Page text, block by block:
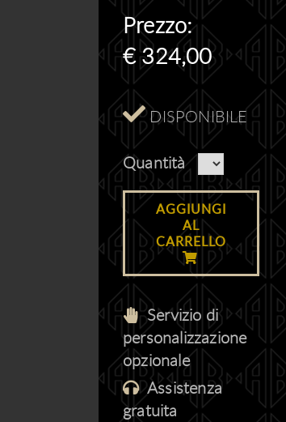
Prezzo:
€324,00
DISPONIBILE
Quantità
AGGIUNGI
AL
CARRELLO
Servizio di
personalizzazione
opzionale
Assistenza
gratuita